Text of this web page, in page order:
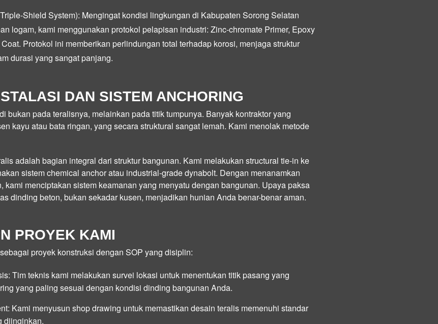
Shield System): Mengingat kondisi lingkungan di Kabupaten Sorong Selatan
logam, kami menggunakan protokol pelapisan industri: Zinc-chromate Primer, Epoxy
. Protokol ini memberikan perlindungan total terhadap korosi, menjaga struktur
durasi yang sangat panjang.
DAN SISTEM ANCHORING
bukan pada teralisnya, melainkan pada titik tumpunya. Banyak kontraktor yang
kayu atau bata ringan, yang secara struktural sangat lemah. Kami menolak metode
adalah bagian integral dari struktur bangunan. Kami melakukan structural tie-in ke
sistemchemical anchoratau industrial-grade dynabolt. Dengan menanamkan
kami menciptakan sistem keamanan yang menyatu dengan bangunan. Upaya paksa
dinding beton, bukan sekadar kusen, menjadikan hunian Anda benar-benar aman.
PROYEK KAMI
proyek konstruksi dengan SOP yang disiplin:
Tim teknis kami melakukan survei lokasi untuk menentukan titik pasang yang
yang paling sesuai dengan kondisi dinding bangunan Anda.
Kami menyusun shop drawing untuk memastikan desain teralis memenuhi standar
diinginkan.